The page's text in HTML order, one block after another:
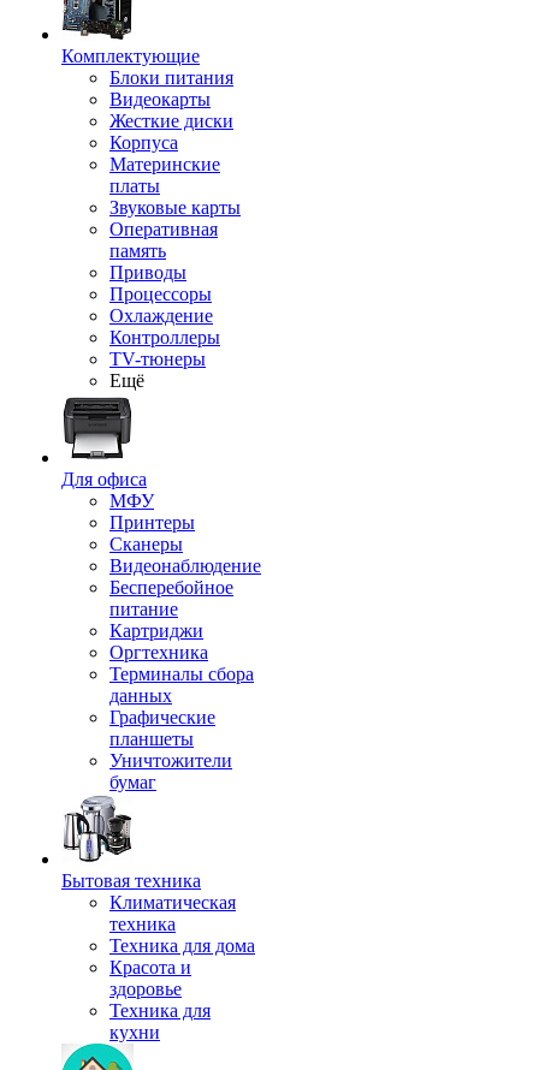
Комплектующие
Блоки питания
Видеокарты
Жесткие диски
Корпуса
Материнские
платы
Звуковые карты
Оперативная
память
Приводы
Процессоры
Охлаждение
Контроллеры
TV-тюнеры
Ещё
Для офиса
МФУ
Принтеры
Сканеры
Видеонаблюдение
Бесперебойное
питание
Картриджи
Оргтехника
Терминалы сбора
данных
Графические
планшеты
Уничтожители
бумаг
Бытовая техника
Климатическая
техника
Техника для дома
Красота и
здоровье
Техника для
кухни